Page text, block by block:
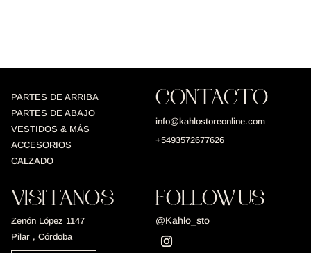
PARTES DE ARRIBA
PARTES DE ABAJO
VESTIDOS & MÁS
ACCESORIOS
CALZADO
CONTACTO
info@kahlostoreonline.com
+5493572677626
VISITANOS
Zenón López 1147
Pilar , Córdoba
FOLLOW US
@Kahlo_sto